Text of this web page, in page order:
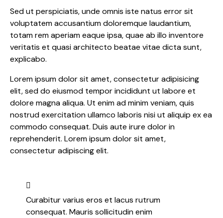
Sed ut perspiciatis, unde omnis iste natus error sit
voluptatem accusantium doloremque laudantium,
totam rem aperiam eaque ipsa, quae ab illo inventore
veritatis et quasi architecto beatae vitae dicta sunt,
explicabo.
Lorem ipsum dolor sit amet, consectetur adipisicing
elit, sed do eiusmod tempor incididunt ut labore et
dolore magna aliqua. Ut enim ad minim veniam, quis
nostrud exercitation ullamco laboris nisi ut aliquip ex ea
commodo consequat. Duis aute irure dolor in
reprehenderit. Lorem ipsum dolor sit amet,
consectetur adipiscing elit.
Curabitur varius eros et lacus rutrum
consequat. Mauris sollicitudin enim